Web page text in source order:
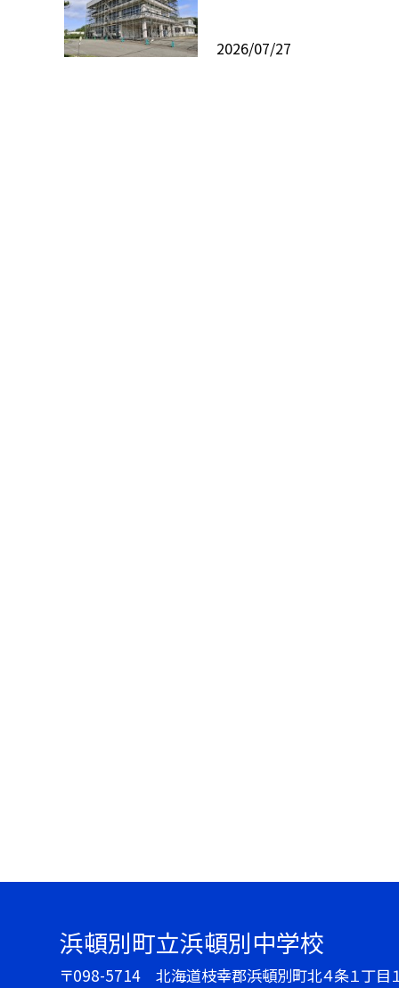
2026/07/27
浜頓別町立浜頓別中学校
〒098-5714 北海道枝幸郡浜頓別町北４条１丁目